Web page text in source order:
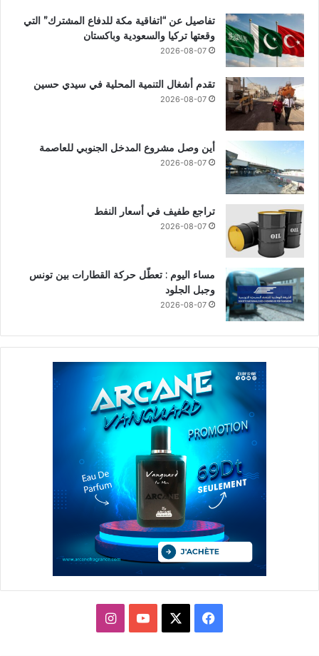
تفاصيل عن “اتفاقية مكة للدفاع المشترك” التي
وقعتها تركيا والسعودية وباكستان
2026-08-07
تقدم أشغال التنمية المحلية في سيدي حسين
2026-08-07
أين وصل مشروع المدخل الجنوبي للعاصمة
2026-08-07
تراجع طفيف في أسعار النفط
2026-08-07
مساء اليوم : تعطّل حركة القطارات بين تونس
وجبل الجلود
2026-08-07
فيسبوك يوتيوبانستقرام